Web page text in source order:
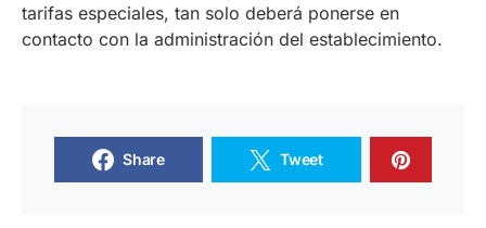
tarifas especiales, tan solo deberá ponerse en
contacto con la administración del establecimiento.
Share Tweet